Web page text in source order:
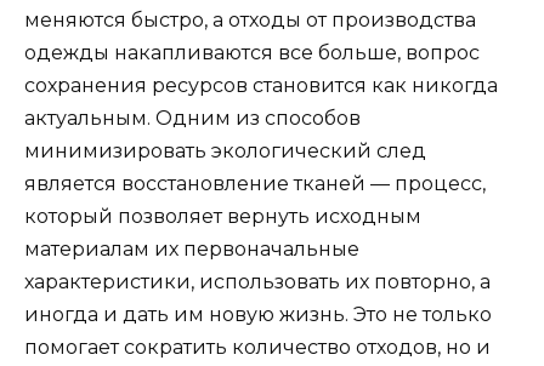
меняются быстро, а отходы от производства
одежды накапливаются все больше, вопрос
сохранения ресурсов становится как никогда
актуальным. Одним из способов
минимизировать экологический след
является восстановление тканей — процесс,
который позволяет вернуть исходным
материалам их первоначальные
характеристики, использовать их повторно, а
иногда и дать им новую жизнь. Это не только
помогает сократить количество отходов, но и